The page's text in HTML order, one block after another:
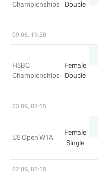
Championships
Double
09.06, 19:50
HSBC
Championships
Female
Double
03.09, 02:15
US Open WTA
Female
Single
02.09, 02:15